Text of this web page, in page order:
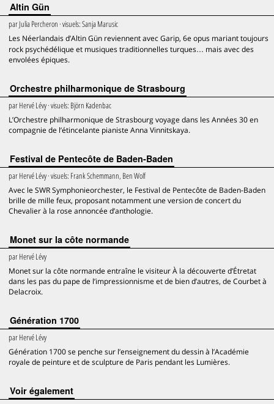
Altin Gün
parJulia Percheron · visuels:Sanja Marusic
Les Néerlandais d’Altin Gün reviennent avec Garip, 6e opus mariant toujours
rock psychédélique et musiques traditionnelles turques… mais avec des
envolées épiques.
Orchestre philharmonique de Strasbourg
parHervé Lévy· visuels: Björn Kadenbac
L’Orchestre philharmonique de Strasbourg voyage dans les Années 30 en
compagnie de l’étincelante pianiste Anna Vinnitskaya.
Festival de Pentecôte de Baden-Baden
parHervé Lévy· visuels: Frank Schemmann, Ben Wolf
Avec le SWR Symphonieorchester, le Festival de Pentecôte de Baden-Baden
brille de mille feux, proposant notamment une version de concert du
Chevalier à la rose annoncée d’anthologie.
Monet sur la côte normande
parHervé Lévy
Monet sur la côte normande entraîne le visiteur À la découverte d’Étretat
dans les pas du pape de l’impressionnisme et de bien d’autres, de Courbet à
Delacroix.
Génération 1700
parHervé Lévy
Génération 1700 se penche sur l’enseignement du dessin à l’Académie
royale de peinture et de sculpture de Paris pendant les Lumières.
voir également